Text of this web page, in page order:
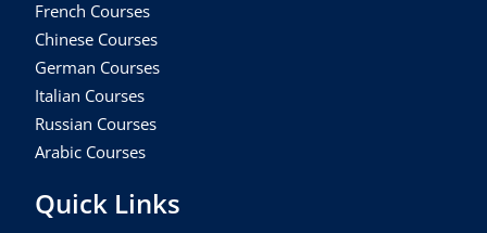
French Courses
Chinese Courses
German Courses
Italian Courses
Russian Courses
Arabic Courses
Quick Links